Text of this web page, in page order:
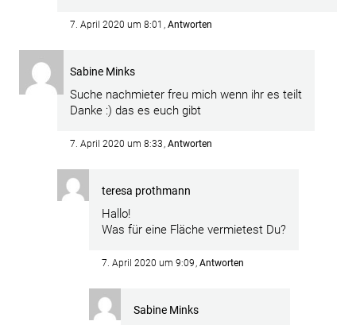
7. April 2020 um 8:01 Antworten
Sabine Minks
Suche nachmieter freu mich wenn ihr es teilt
Danke :) das es euch gibt
7. April 2020 um 8:33 Antworten
teresa prothmann
Hallo!
Was für eine Fläche vermietest Du?
7. April 2020 um 9:09 Antworten
Sabine Minks